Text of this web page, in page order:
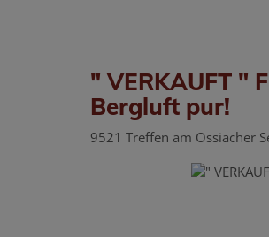
" VERKAUFT "
Bergluft pur!
9521 Treffen am Ossiacher